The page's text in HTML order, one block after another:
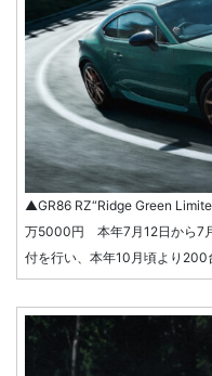
▲GR86 RZ“Ridge Green
万5000円 本年7月12日から7
付を行い、本年10月頃より200